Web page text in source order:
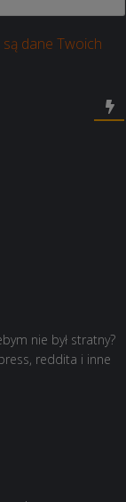
dane Twoich
nie był stratny?
reddita i inne